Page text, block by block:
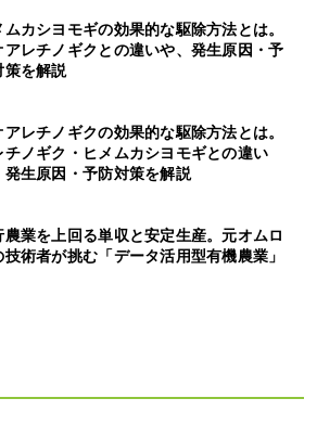
ムカシヨモギの効果的な駆除方法とは。
アレチノギクとの違いや、発生原因・予
策を解説
アレチノギクの効果的な駆除方法とは。
チノギク・ヒメムカシヨモギとの違い
発生原因・予防対策を解説
農業を上回る単収と安定生産。元オムロ
技術者が挑む「データ活用型有機農業」